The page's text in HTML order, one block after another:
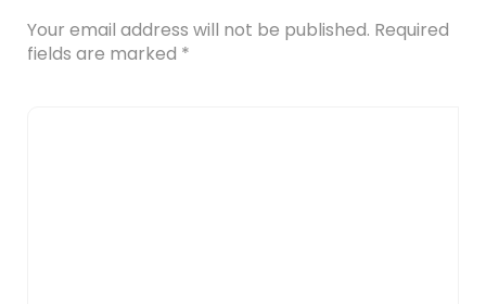
Your email address will not be published. Required
fields are marked *